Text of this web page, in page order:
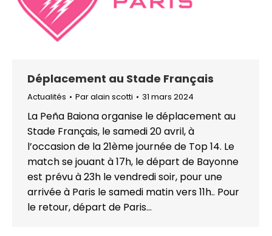
Déplacement au Stade Français
Actualités Paralain scotti 31 mars 2024
La Peña Baiona organise le déplacement au
Stade Français, le samedi 20 avril, à
l’occasion de la 21ème journée de Top 14. Le
match se jouant à 17h, le départ de Bayonne
est prévu à 23h le vendredi soir, pour une
arrivée à Paris le samedi matin vers 11h.. Pour
le retour, départ de Paris…